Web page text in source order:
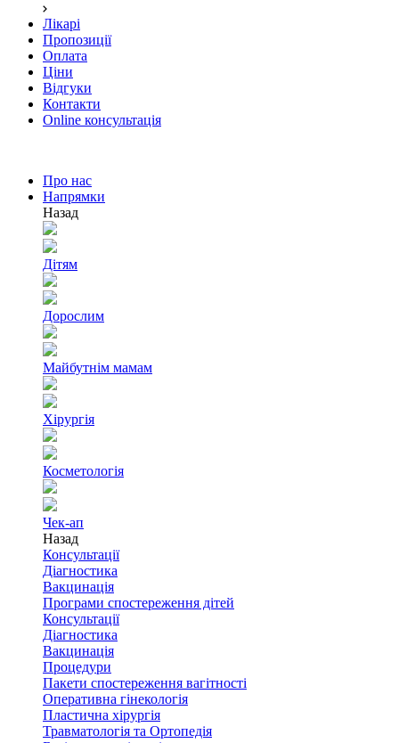
Лікарі
Пропозиції
Оплата
Ціни
Відгуки
Контакти
Online консультація
Про нас
Напрямки
Назад
Дітям
Дорослим
Майбутнім мамам
Хірургія
Косметологія
Чек-ап
Назад
Консультації
Діагностика
Вакцинація
Програми спостереження дітей
Консультації
Діагностика
Вакцинація
Процедури
Пакети спостереження вагітності
Оперативна гінекологія
Пластична хірургія
Травматологія та Ортопедія